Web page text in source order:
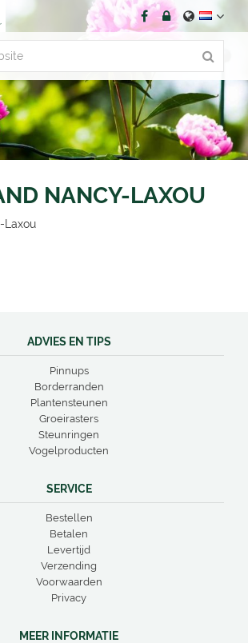
NANCY-LAXOU
Laxou
ADVIES EN TIPS
Pinnups
Borderranden
Plantensteunen
Groeirasters
Steunringen
Vogelproducten
SERVICE
Bestellen
Betalen
Levertijd
Verzending
Voorwaarden
Privacy
MEER INFORMATIE